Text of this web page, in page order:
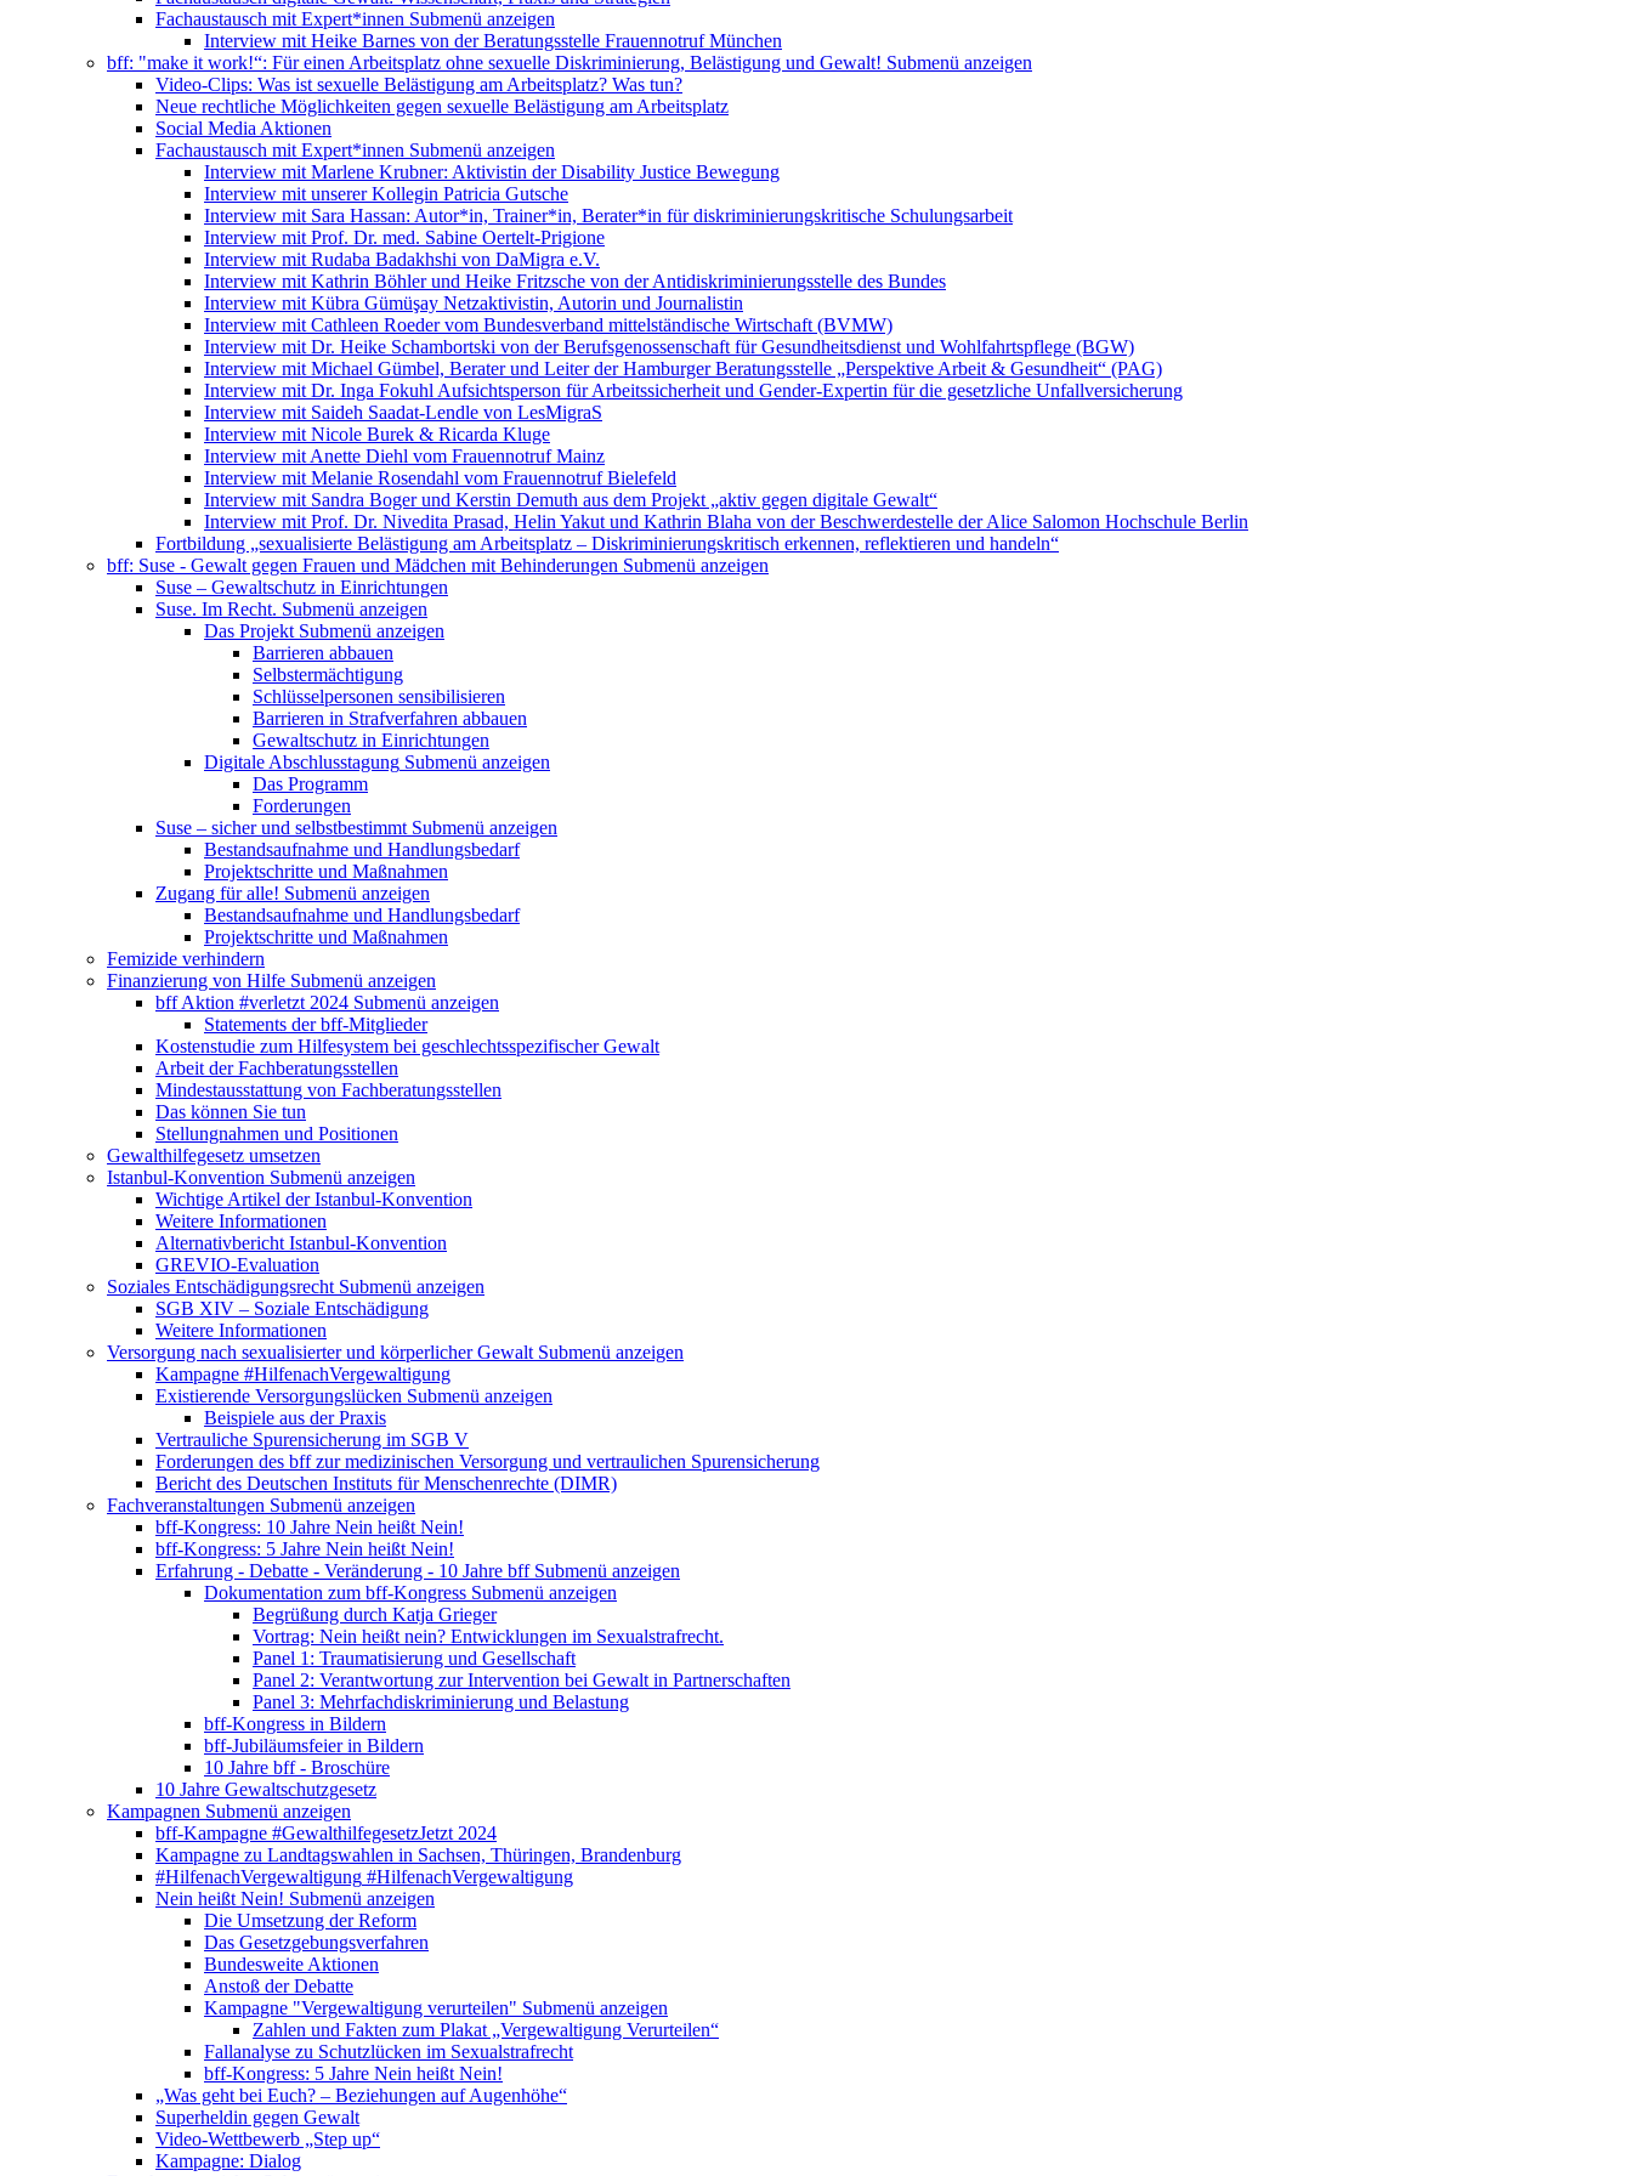
Fachaustausch mit Expert*innen Submenü anzeigen
Interview mit Heike Barnes von der Beratungsstelle Frauennotruf München
bff: "make it work!“: Für einen Arbeitsplatz ohne sexuelle Diskriminierung, Belästigung und Gewalt! Submenü anzeigen
Video-Clips: Was ist sexuelle Belästigung am Arbeitsplatz? Was tun?
Neue rechtliche Möglichkeiten gegen sexuelle Belästigung am Arbeitsplatz
Social Media Aktionen
Fachaustausch mit Expert*innen Submenü anzeigen
Interview mit Marlene Krubner: Aktivistin der Disability Justice Bewegung
Interview mit unserer Kollegin Patricia Gutsche
Interview mit Sara Hassan: Autor*in, Trainer*in, Berater*in für diskriminierungskritische Schulungsarbeit
Interview mit Prof. Dr. med. Sabine Oertelt-Prigione
Interview mit Rudaba Badakhshi von DaMigra e.V.
Interview mit Kathrin Böhler und Heike Fritzsche von der Antidiskriminierungsstelle des Bundes
Interview mit Kübra Gümüşay Netzaktivistin, Autorin und Journalistin
Interview mit Cathleen Roeder vom Bundesverband mittelständische Wirtschaft (BVMW)
Interview mit Dr. Heike Schambortski von der Berufsgenossenschaft für Gesundheitsdienst und Wohlfahrtspflege (BGW)
Interview mit Michael Gümbel, Berater und Leiter der Hamburger Beratungsstelle „Perspektive Arbeit & Gesundheit“ (PAG)
Interview mit Dr. Inga Fokuhl Aufsichtsperson für Arbeitssicherheit und Gender-Expertin für die gesetzliche Unfallversicherung
Interview mit Saideh Saadat-Lendle von LesMigraS
Interview mit Nicole Burek & Ricarda Kluge
Interview mit Anette Diehl vom Frauennotruf Mainz
Interview mit Melanie Rosendahl vom Frauennotruf Bielefeld
Interview mit Sandra Boger und Kerstin Demuth aus dem Projekt „aktiv gegen digitale Gewalt“
Interview mit Prof. Dr. Nivedita Prasad, Helin Yakut und Kathrin Blaha von der Beschwerdestelle der Alice Salomon Hochschule Berlin
Fortbildung „sexualisierte Belästigung am Arbeitsplatz – Diskriminierungskritisch erkennen, reflektieren und handeln“
bff: Suse - Gewalt gegen Frauen und Mädchen mit Behinderungen Submenü anzeigen
Suse – Gewaltschutz in Einrichtungen
Suse. Im Recht. Submenü anzeigen
Das Projekt Submenü anzeigen
Barrieren abbauen
Selbstermächtigung
Schlüsselpersonen sensibilisieren
Barrieren in Strafverfahren abbauen
Gewaltschutz in Einrichtungen
Digitale Abschlusstagung Submenü anzeigen
Das Programm
Forderungen
Suse – sicher und selbstbestimmt Submenü anzeigen
Bestandsaufnahme und Handlungsbedarf
Projektschritte und Maßnahmen
Zugang für alle! Submenü anzeigen
Bestandsaufnahme und Handlungsbedarf
Projektschritte und Maßnahmen
Femizide verhindern
Finanzierung von Hilfe Submenü anzeigen
bff Aktion #verletzt 2024 Submenü anzeigen
Statements der bff-Mitglieder
Kostenstudie zum Hilfesystem bei geschlechtsspezifischer Gewalt
Arbeit der Fachberatungsstellen
Mindestausstattung von Fachberatungsstellen
Das können Sie tun
Stellungnahmen und Positionen
Gewalthilfegesetz umsetzen
Istanbul-Konvention Submenü anzeigen
Wichtige Artikel der Istanbul-Konvention
Weitere Informationen
Alternativbericht Istanbul-Konvention
GREVIO-Evaluation
Soziales Entschädigungsrecht Submenü anzeigen
SGB XIV – Soziale Entschädigung
Weitere Informationen
Versorgung nach sexualisierter und körperlicher Gewalt Submenü anzeigen
Kampagne #HilfenachVergewaltigung
Existierende Versorgungslücken Submenü anzeigen
Beispiele aus der Praxis
Vertrauliche Spurensicherung im SGB V
Forderungen des bff zur medizinischen Versorgung und vertraulichen Spurensicherung
Bericht des Deutschen Instituts für Menschenrechte (DIMR)
Fachveranstaltungen Submenü anzeigen
bff-Kongress: 10 Jahre Nein heißt Nein!
bff-Kongress: 5 Jahre Nein heißt Nein!
Erfahrung - Debatte - Veränderung - 10 Jahre bff Submenü anzeigen
Dokumentation zum bff-Kongress Submenü anzeigen
Begrüßung durch Katja Grieger
Vortrag: Nein heißt nein? Entwicklungen im Sexualstrafrecht.
Panel 1: Traumatisierung und Gesellschaft
Panel 2: Verantwortung zur Intervention bei Gewalt in Partnerschaften
Panel 3: Mehrfachdiskriminierung und Belastung
bff-Kongress in Bildern
bff-Jubiläumsfeier in Bildern
10 Jahre bff - Broschüre
10 Jahre Gewaltschutzgesetz
Kampagnen Submenü anzeigen
bff-Kampagne #GewalthilfegesetzJetzt 2024
Kampagne zu Landtagswahlen in Sachsen, Thüringen, Brandenburg
#HilfenachVergewaltigung #HilfenachVergewaltigung
Nein heißt Nein! Submenü anzeigen
Die Umsetzung der Reform
Das Gesetzgebungsverfahren
Bundesweite Aktionen
Anstoß der Debatte
Kampagne "Vergewaltigung verurteilen" Submenü anzeigen
Zahlen und Fakten zum Plakat „Vergewaltigung Verurteilen“
Fallanalyse zu Schutzlücken im Sexualstrafrecht
bff-Kongress: 5 Jahre Nein heißt Nein!
„Was geht bei Euch? – Beziehungen auf Augenhöhe“
Superheldin gegen Gewalt
Video-Wettbewerb „Step up“
Kampagne: Dialog